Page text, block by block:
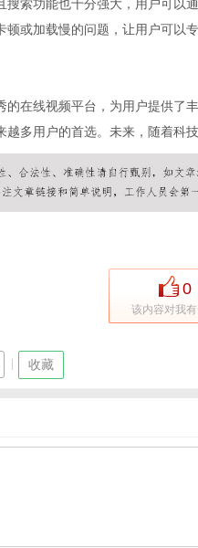
搜索功能也十分强大，用户可以
顿或加载慢的问题，让用户可以
的在线视频平台，为用户提供了
越多用户的首选。未来，随着科
0
该内容对我
收藏